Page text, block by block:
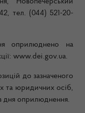
тел. (044) 521-20-
оприлюднено на
www.dei.gov.ua.
до зазначеного
та юридичних осіб,
дня оприлюднення.